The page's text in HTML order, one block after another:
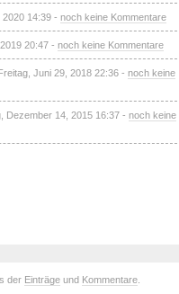
14:39 - noch keine Kommentare
20:47 - noch keine Kommentare
Juni 29, 2018 22:36 - noch keine
Dezember 14, 2015 16:37 - noch keine
der Einträge und Kommentare